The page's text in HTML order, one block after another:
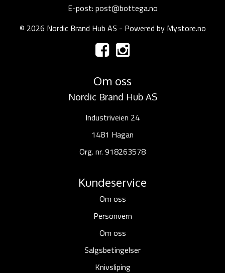
E-post: post@bottega.no
© 2026 Nordic Brand Hub AS - Powered by Mystore.no
Om oss
Nordic Brand Hub AS
Industriveien 24
1481 Hagan
Org. nr. 918263578
Kundeservice
Om oss
Personvern
Om oss
Salgsbetingelser
Knivsliping